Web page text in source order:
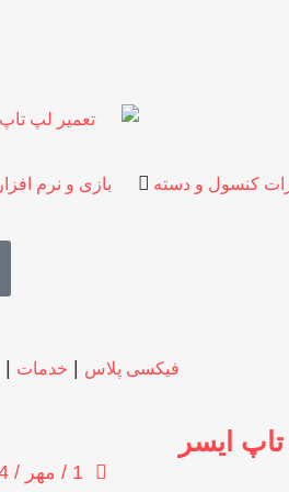
کنسول و دسته بازی و نرم افزار
فیکسی پلاس خدمات
ایسر
1 / مهر / 1404